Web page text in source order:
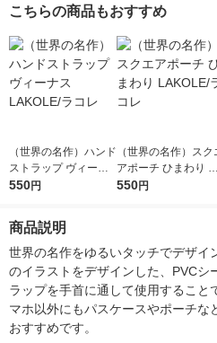
こちらの商品もおすすめ
（世界の名作）ハンド
ストラップ ヴィーナ
ス LAKOLE/ラコレ
550円
（世界の名作）スク
アポーチ ひまわり LA
KOLE/ラコレ
550円
商品説明
世界の名作をゆるいタッチでデザイ
のイラストをデザインした、PVCシ
ラップを手首に通して使用すること
マホ以外にもパスケースやポーチな
おすすめです。